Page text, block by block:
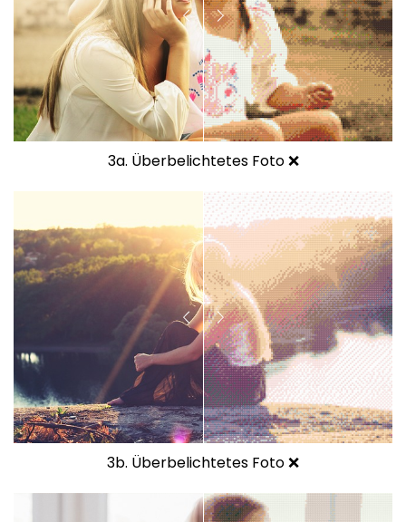
3a. Überbelichtetes Foto ❌
3b. Überbelichtetes Foto ❌